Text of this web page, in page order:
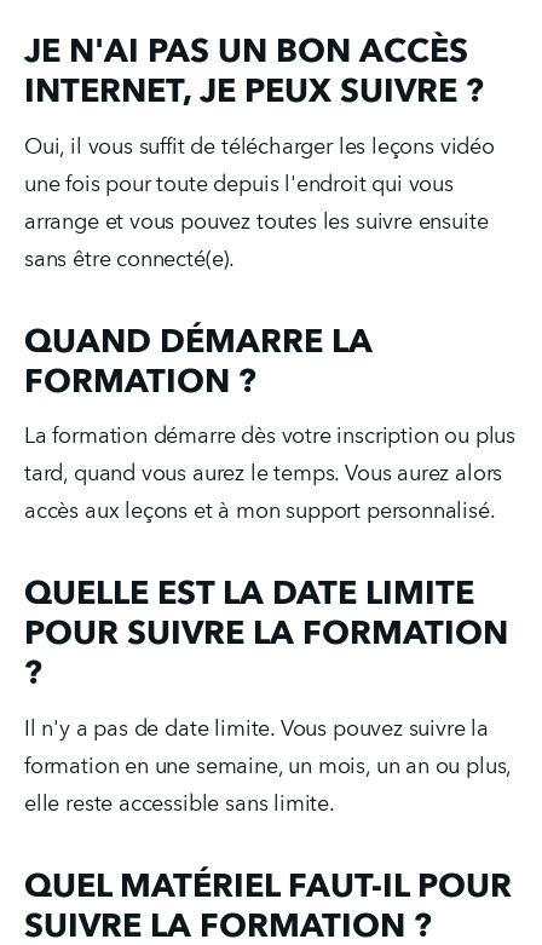
JE N'AI PAS UN BON ACCÈS
INTERNET, JE PEUX SUIVRE ?
Oui, il vous suffit de télécharger les leçons vidéo
une fois pour toute depuis l'endroit qui vous
arrange et vous pouvez toutes les suivre ensuite
sans être connecté(e).
QUAND DÉMARRE LA
FORMATION ?
La formation démarre dès votre inscription ou plus
tard, quand vous aurez le temps. Vous aurez alors
accès aux leçons et à mon support personnalisé.
QUELLE EST LA DATE LIMITE
POUR SUIVRE LA FORMATION
?
Il n'y a pas de date limite. Vous pouvez suivre la
formation en une semaine, un mois, un an ou plus,
elle reste accessible sans limite.
QUEL MATÉRIEL FAUT-IL POUR
SUIVRE LA FORMATION ?